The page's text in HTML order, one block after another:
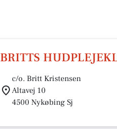
BRITTS
c/o. Britt Kristensen
Altavej 10
4500 Nykøbing Sj